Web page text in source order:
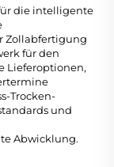
die intelligente
Zollabfertigung
für den
Lieferoptionen,
Trocken-
und
Abwicklung.